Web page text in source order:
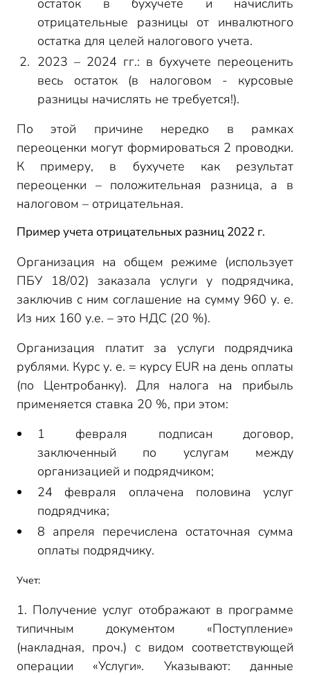
остаток в бухучете и начислить
отрицательные разницы от инвалютного
остатка для целей налогового учета.
2023 – 2024 гг.: в бухучете переоценить
весь остаток (в налоговом - курсовые
разницы начислять не требуется!).
По этой причине нередко в рамках
переоценки могут формироваться 2 проводки.
К примеру, в бухучете как результат
переоценки – положительная разница, а в
налоговом – отрицательная.
Пример учета отрицательных разниц 2022 г.
Организация на общем режиме (использует
ПБУ 18/02) заказала услуги у подрядчика,
заключив с ним соглашение на сумму 960 у. е.
Из них 160 у.е. – это НДС (20 %).
Организация платит за услуги подрядчика
рублями. Курс у. е. = курсу EUR на день оплаты
(по Центробанку). Для налога на прибыль
применяется ставка 20 %, при этом:
1 февраля подписан договор,
заключенный по услугам между
организацией и подрядчиком;
24 февраля оплачена половина услуг
подрядчика;
8 апреля перечислена остаточная сумма
оплаты подрядчику.
Учет:
1. Получение услуг отображают в программе
типичным документом «Поступление»
(накладная, проч.) с видом соответствующей
операции «Услуги». Указывают: данные